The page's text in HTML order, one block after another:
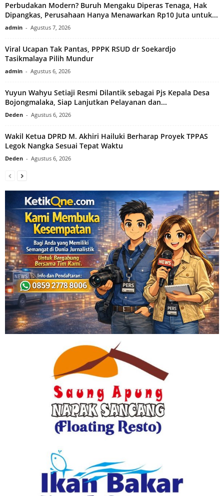
Perbudakan Modern? Buruh Mengaku Diperas Tenaga, Hak
Dipangkas, Perusahaan Hanya Menawarkan Rp10 Juta untuk...
admin - Agustus 7, 2026
Viral Ucapan Tak Pantas, PPPK RSUD dr Soekardjo
Tasikmalaya Pilih Mundur
admin - Agustus 6, 2026
Yuyun Wahyu Setiaji Resmi Dilantik sebagai Pjs Kepala Desa
Bojongmalaka, Siap Lanjutkan Pelayanan dan...
Deden - Agustus 6, 2026
Wakil Ketua DPRD M. Akhiri Hailuki Berharap Proyek TPPAS
Legok Nangka Sesuai Tepat Waktu
Deden - Agustus 6, 2026